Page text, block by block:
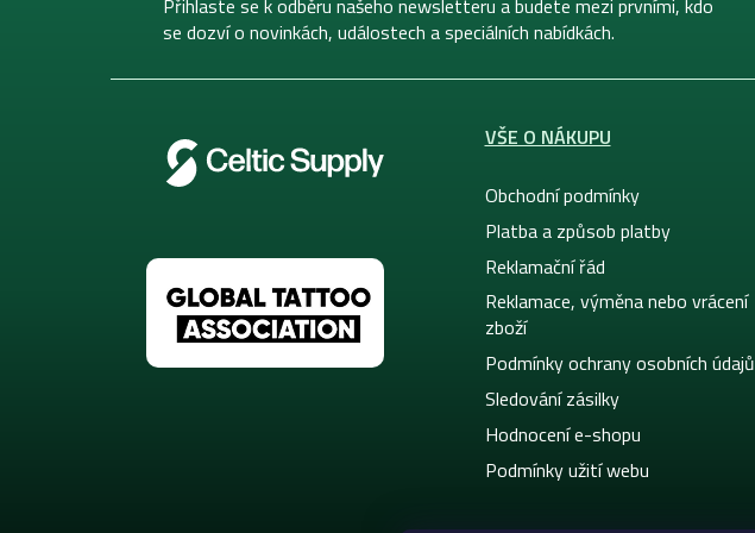
Přihlaste se k odběru našeho newsletteru a budete mezi prvními, kdo
se dozví o novinkách, událostech a speciálních nabídkách.
VŠE O NÁKUPU
Obchodní podmínky
Platba a způsob platby
Reklamační řád
Reklamace, výměna nebo vrácení
zboží
Podmínky ochrany osobních údajů
Sledování zásilky
Hodnocení e-shopu
Podmínky užití webu